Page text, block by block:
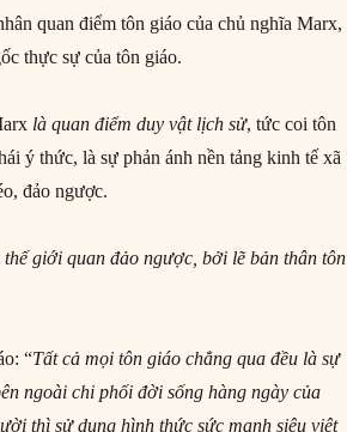
quan điểm tôn giáo của chủ nghĩa Marx,
thực sự của tôn giáo.
là quan điểm duy vật lịch sử, tức coi tôn
ý thức, là sự phản ánh nền tảng kinh tế xã
đảo ngược.
giới quan đảo ngược, bởi lẽ bản thân tôn
“Tất cả mọi tôn giáo chẳng qua đều là sự
ngoài chi phối đời sống hàng ngàycủa
thì sử dụng hình thức sức mạnh siêu việt